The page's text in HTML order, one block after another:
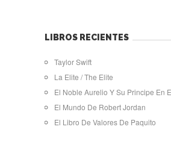
LIBROS RECIENTES
Taylor Swift
La Elite / The Elite
El Noble Aurelio Y Su Principe En
El Mundo De Robert Jordan
El Libro De Valores De Paquito